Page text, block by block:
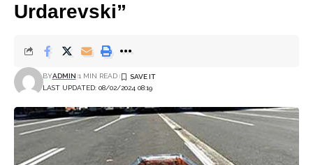
Urdarevski”
LAST UPDATED: 08/02/2024 08:19
BYADMIN 1 MIN READ